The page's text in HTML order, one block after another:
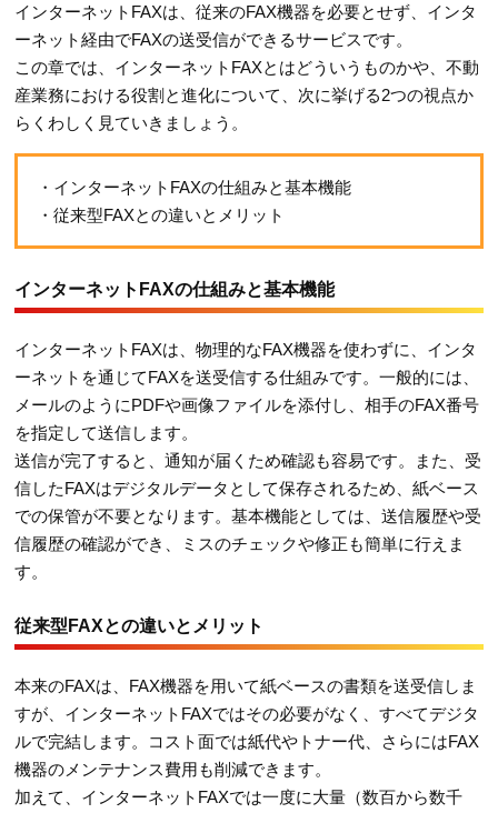
インターネットFAXは、従来のFAX機器を必要とせず、インタ
ーネット経由でFAXの送受信ができるサービスです。
この章では、インターネットFAXとはどういうものかや、不動
産業務における役割と進化について、次に挙げる2つの視点か
らくわしく見ていきましょう。
・インターネットFAXの仕組みと基本機能
・従来型FAXとの違いとメリット
インターネットFAXの仕組みと基本機能
インターネットFAXは、物理的なFAX機器を使わずに、インタ
ーネットを通じてFAXを送受信する仕組みです。一般的には、
メールのようにPDFや画像ファイルを添付し、相手のFAX番号
を指定して送信します。
送信が完了すると、通知が届くため確認も容易です。また、受
信したFAXはデジタルデータとして保存されるため、紙ベース
での保管が不要となります。基本機能としては、送信履歴や受
信履歴の確認ができ、ミスのチェックや修正も簡単に行えま
す。
従来型FAXとの違いとメリット
本来のFAXは、FAX機器を用いて紙ベースの書類を送受信しま
すが、インターネットFAXではその必要がなく、すべてデジタ
ルで完結します。コスト面では紙代やトナー代、さらにはFAX
機器のメンテナンス費用も削減できます。
加えて、インターネットFAXでは一度に大量（数百から数千